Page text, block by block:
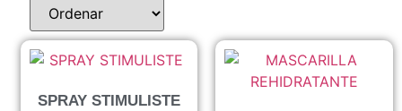
SPRAY STIMULISTE